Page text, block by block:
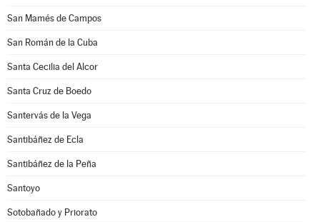
San Mamés de Campos
San Román de la Cuba
Santa Cecilia del Alcor
Santa Cruz de Boedo
Santervás de la Vega
Santibáñez de Ecla
Santibáñez de la Peña
Santoyo
Sotobañado y Priorato